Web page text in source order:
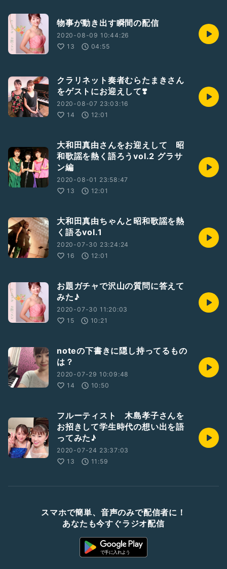
物事が動き出す瞬間の配信
2020-08-09 10:44:26
13
04:55
クラリネット奏者むらたまきさん
をゲストにお迎えして❣️
2020-08-07 23:03:16
14
12:01
大和田真由さんをお迎えして 昭
和歌謡を熱く語ろうvol.2 グラサ
ン編
2020-08-01 23:58:47
13
12:01
大和田真由ちゃんと昭和歌謡を熱
く語るvol.1
2020-07-30 23:24:24
16
12:01
お題ガチャで沢山の質問に答えて
みた♪
2020-07-30 11:20:03
15
10:21
noteの下書きに隠し持ってるもの
は？
2020-07-29 10:09:48
14
10:50
フルーティスト 木島孝子さんを
お招きして学生時代の想い出を語
ってみた♪
2020-07-24 23:37:03
13
11:59
スマホで簡単、音声のみで配信者に！
あなたも今すぐラジオ配信